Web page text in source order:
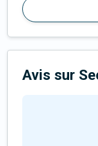
Avis sur